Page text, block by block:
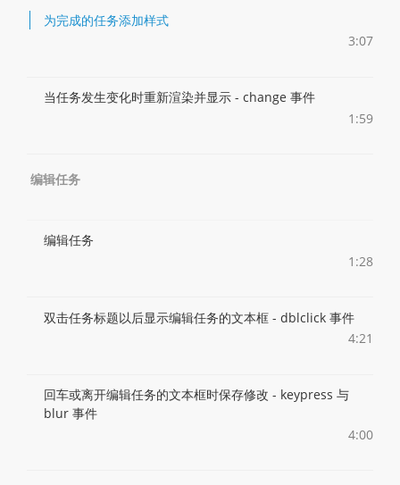
为完成的任务添加样式
3:07
当任务发生变化时重新渲染并显示 - change 事件
1:59
编辑任务
编辑任务
1:28
双击任务标题以后显示编辑任务的文本框 - dblclick 事件
4:21
回车或离开编辑任务的文本框时保存修改 - keypress 与
blur 事件
4:00